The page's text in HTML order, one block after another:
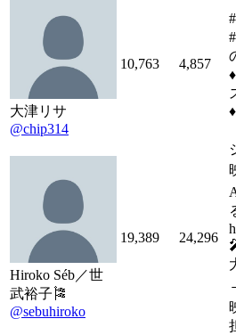
大津リサ
@chip314
10,763 4,857
Hiroko Séb／世
武裕子🎏
@sebuhiroko
19,389 24,296